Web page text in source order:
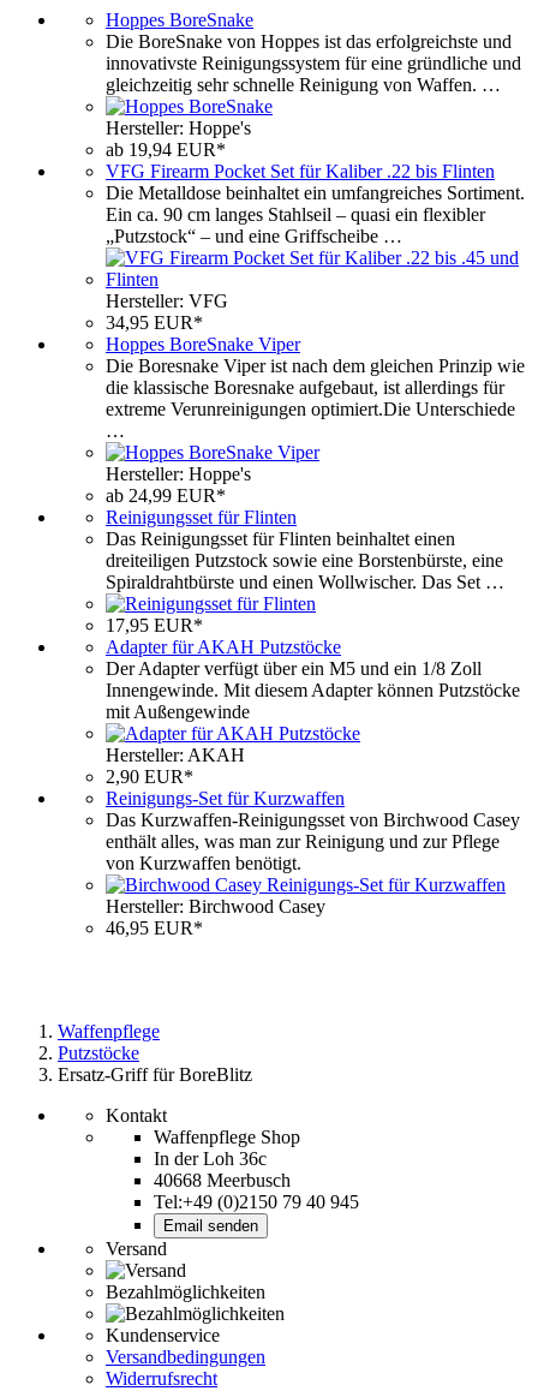
Hoppes BoreSnake
Die BoreSnake von Hoppes ist das erfolgreichste und
innovativste Reinigungssystem für eine gründliche und
gleichzeitig sehr schnelle Reinigung von Waffen. …
Hersteller: Hoppe's
ab 19,94 EUR*
VFG Firearm Pocket Set für Kaliber .22 bis Flinten
Die Metalldose beinhaltet ein umfangreiches Sortiment.
Ein ca. 90 cm langes Stahlseil – quasi ein flexibler
„Putzstock“ – und eine Griffscheibe …
Hersteller: VFG
34,95 EUR*
Hoppes BoreSnake Viper
Die Boresnake Viper ist nach dem gleichen Prinzip wie
die klassische Boresnake aufgebaut, ist allerdings für
extreme Verunreinigungen optimiert.Die Unterschiede
…
Hersteller: Hoppe's
ab 24,99 EUR*
Reinigungsset für Flinten
Das Reinigungsset für Flinten beinhaltet einen
dreiteiligen Putzstock sowie eine Borstenbürste, eine
Spiraldrahtbürste und einen Wollwischer. Das Set …
17,95 EUR*
Adapter für AKAH Putzstöcke
Der Adapter verfügt über ein M5 und ein 1/8 Zoll
Innengewinde. Mit diesem Adapter können Putzstöcke
mit Außengewinde
Hersteller: AKAH
2,90 EUR*
Reinigungs-Set für Kurzwaffen
Das Kurzwaffen-Reinigungsset von Birchwood Casey
enthält alles, was man zur Reinigung und zur Pflege
von Kurzwaffen benötigt.
Hersteller: Birchwood Casey
46,95 EUR*
Waffenpflege
Putzstöcke
Ersatz-Griff für BoreBlitz
Kontakt
Waffenpflege Shop
In der Loh 36c
40668 Meerbusch
Tel:+49 (0)2150 79 40 945
Email senden
Versand
Bezahlmöglichkeiten
Kundenservice
Versandbedingungen
Widerrufsrecht